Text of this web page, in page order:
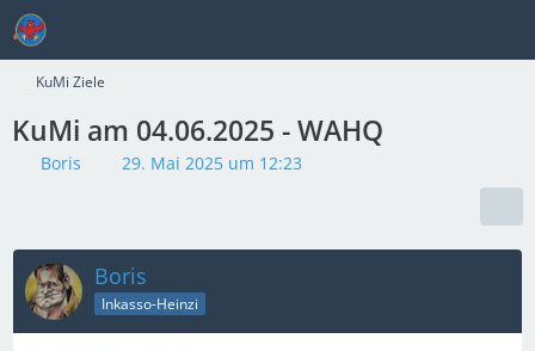
KuMi Ziele
KuMi am 04.06.2025 - WAHQ
Boris 29. Mai 2025 um 12:23
Boris
Inkasso-Heinzi